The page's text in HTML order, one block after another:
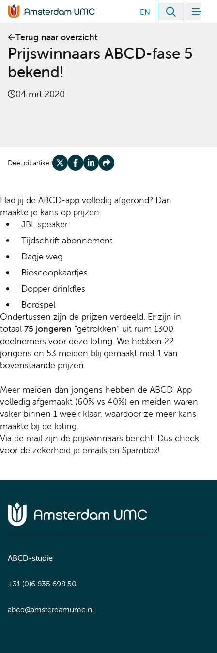
Meteen naar de content
Home van Amsterdam UMC
EN Zoeken
Prijswinnaars ABCD-fase 5
bekend!
04 mrt 2020
Terug naar overzicht
Deel dit artikel: Deel op XDeel op Facebook
Deel op LinkedIn
Deel op Share
Had jij de ABCD-app volledig afgerond? Dan
maakte je kans op prijzen:
JBL speaker
Tijdschrift abonnement
Dagje weg
Bioscoopkaartjes
Dopper drinkfles
Bordspel
Ondertussen zijn de prijzen verdeeld. Er zijn in
totaal 75 jongeren “getrokken” uit ruim 1300
deelnemers voor deze loting. We hebben 22
jongens en 53 meiden blij gemaakt met 1 van
bovenstaande prijzen.
Meer meiden dan jongens hebben de ABCD-App
volledig afgemaakt (60% vs 40%) en meiden waren
vaker binnen 1 week klaar, waardoor ze meer kans
maakte bij de loting.
Via de mail zijn de prijswinnaars bericht. Dus check
voor de zekerheid je emails en Spambox!
ABCD-studie
+31 (0)6 835 698 50
abcd@amsterdamumc.nl